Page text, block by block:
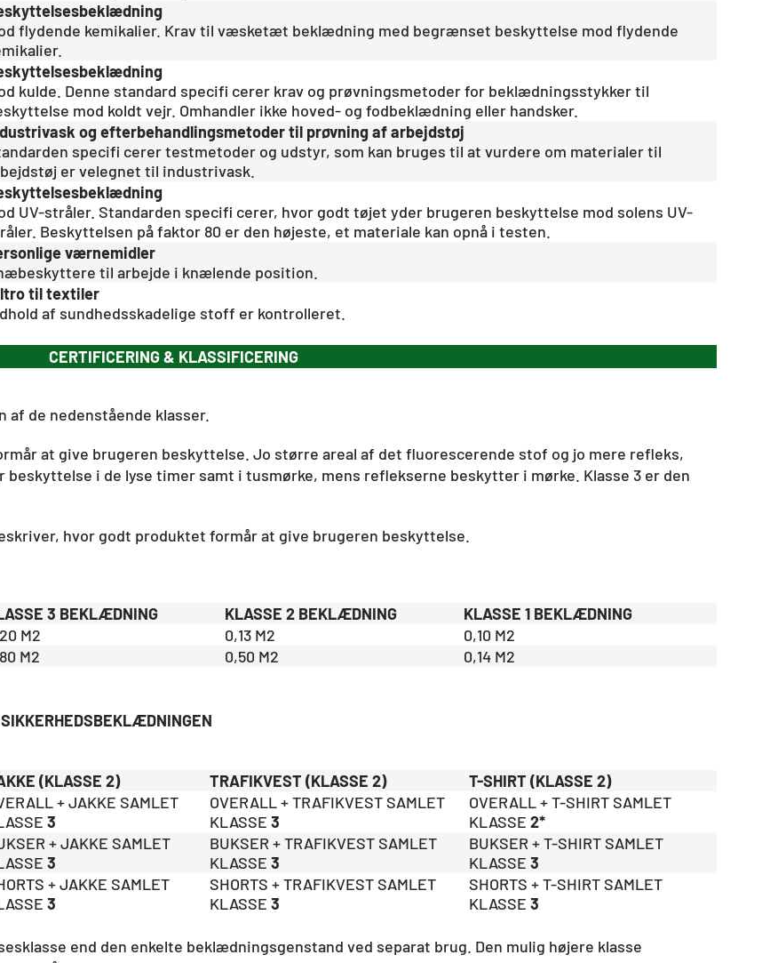
flydende kemikalier. Krav til væsketæt beklædning med begrænset beskyttelse mod flydende
kulde. Denne standard specifi cerer krav og prøvningsmetoder for beklædningsstykker til
mod koldt vejr. Omhandler ikke hoved- og fodbeklædning eller handsker.
og efterbehandlingsmetoder til prøvning af arbejdstøj
specifi cerer testmetoder og udstyr, som kan bruges til at vurdere om materialer til
er velegnet til industrivask.
UV-stråler. Standarden specifi cerer, hvor godt tøjet yder brugeren beskyttelse mod solens UV-
Beskyttelsen på faktor 80 er den højeste, et materiale kan opnå i testen.
værnemidler
til arbejde i knælende position.
til textiler
af sundhedsskadelige stoff er kontrolleret.
CERTIFICERING & KLASSIFICERING
de nedenstående klasser.
at give brugeren beskyttelse. Jo større areal af det fluorescerende stof og jo mere refleks,
i de lyse timer samt i tusmørke, mens reflekserne beskytter i mørke. Klasse 3 er den
hvor godt produktet formår at give brugeren beskyttelse.
3 BEKLÆDNING
KLASSE 2 BEKLÆDNING
KLASSE 1 BEKLÆDNING
M2 0,13 M2
0,10 M2
M2 0,50 M2 0,14 M2
(KLASSE 2) TRAFIKVEST (KLASSE 2)
T-SHIRT (KLASSE 2)
+ JAKKE SAMLET
3
OVERALL + TRAFIKVEST SAMLET
KLASSE 3
OVERALL + T-SHIRT SAMLET
KLASSE 2*
+ JAKKE SAMLET
3
BUKSER + TRAFIKVEST SAMLET
KLASSE 3
BUKSER + T-SHIRT SAMLET
KLASSE 3
+ JAKKE SAMLET
3
SHORTS + TRAFIKVEST SAMLET
KLASSE 3
SHORTS + T-SHIRT SAMLET
KLASSE 3
end den enkelte beklædningsgenstand ved separat brug. Den mulig højere klasse